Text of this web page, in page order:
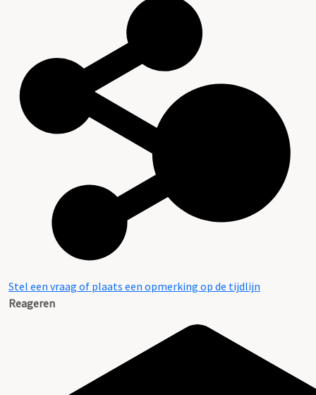
Stel een vraag of plaats een opmerking op de tijdlijn
Reageren